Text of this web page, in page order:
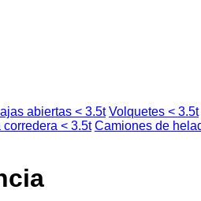
abiertas < 3.5t Volquetes < 3.5t
< 3.5t Camiones de